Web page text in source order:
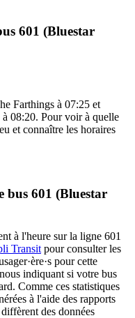
601 (Bluestar
Farthings à 07:25 et
08:20. Pour voir à quelle
et connaître les horaires
bus 601 (Bluestar
à l'heure sur la ligne 601
Transit pour consulter les
pour cette
indiquant si votre bus
Comme ces statistiques
à l'aide des rapports
des données